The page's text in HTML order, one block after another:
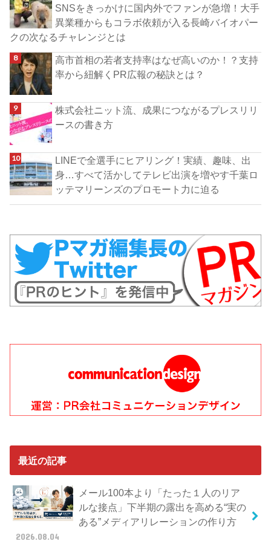
SNSをきっかけに国内外でファンが急増！大手
異業種からもコラボ依頼が入る長崎バイオパー
クの次なるチャレンジとは
高市首相の若者支持率はなぜ高いのか！？支持
率から紐解くPR広報の秘訣とは？
株式会社ニット流、成果につながるプレスリリ
ースの書き方
LINEで全選手にヒアリング！実績、趣味、出
身…すべて活かしてテレビ出演を増やす千葉ロ
ッテマリーンズのプロモート力に迫る
最近の記事
メール100本より「たった１人のリア
ルな接点」下半期の露出を高める“実の
ある”メディアリレーションの作り方
2026.08.04